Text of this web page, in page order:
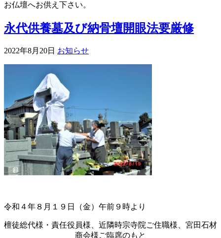
お仏壇へお供え下さい。
永代供養墓及び納骨壇開眼法要厳修
2022年8月20日 お知らせ
令和４年８月１９日（金）午前９時より
檀徒総代様・責任役員様、近隣時宗寺院ご住職様、宮田石材
商会様ご臨席のもと